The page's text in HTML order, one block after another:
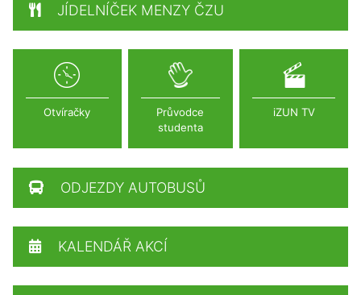
JÍDELNÍČEK MENZY ČZU
Otvíračky
Průvodce
studenta
iZUN TV
ODJEZDY AUTOBUSŮ
KALENDÁŘ AKCÍ